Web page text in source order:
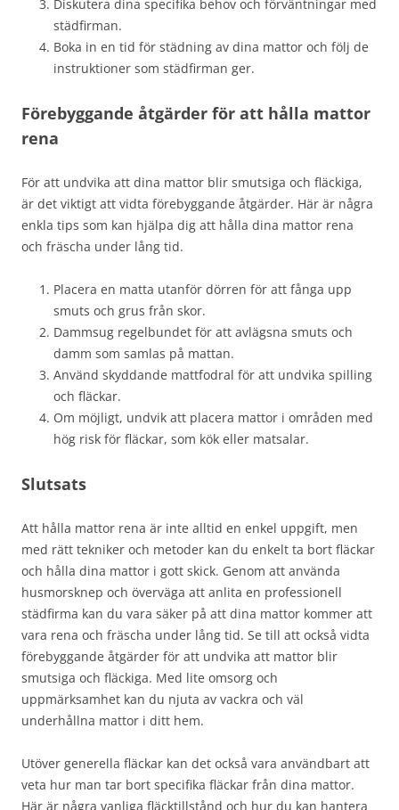
Diskutera dina specifika behov och förväntningar med
städfirman.
Boka in en tid för städning av dina mattor och följ de
instruktioner som städfirman ger.
Förebyggande åtgärder för att hålla mattor
rena
För att undvika att dina mattor blir smutsiga och fläckiga,
är det viktigt att vidta förebyggande åtgärder. Här är några
enkla tips som kan hjälpa dig att hålla dina mattor rena
och fräscha under lång tid.
Placera en matta utanför dörren för att fånga upp
smuts och grus från skor.
Dammsug regelbundet för att avlägsna smuts och
damm som samlas på mattan.
Använd skyddande mattfodral för att undvika spilling
och fläckar.
Om möjligt, undvik att placera mattor i områden med
hög risk för fläckar, som kök eller matsalar.
Slutsats
Att hålla mattor rena är inte alltid en enkel uppgift, men
med rätt tekniker och metoder kan du enkelt ta bort fläckar
och hålla dina mattor i gott skick. Genom att använda
husmorsknep och överväga att anlita en professionell
städfirma kan du vara säker på att dina mattor kommer att
vara rena och fräscha under lång tid. Se till att också vidta
förebyggande åtgärder för att undvika att mattor blir
smutsiga och fläckiga. Med lite omsorg och
uppmärksamhet kan du njuta av vackra och väl
underhållna mattor i ditt hem.
Utöver generella fläckar kan det också vara användbart att
veta hur man tar bort specifika fläckar från dina mattor.
Här är några vanliga fläcktillstånd och hur du kan hantera